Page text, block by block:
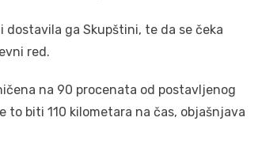
dostavila ga Skupštini, te da se čeka
red.
na 90 procenata od postavljenog
biti 110 kilometara na čas, objašnjava